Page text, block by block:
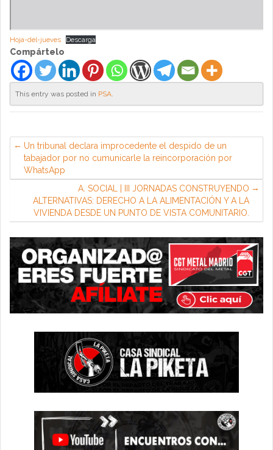
Hoja-del-jueves Descarga
Compártelo
This entry was posted in PSA.
Un tribunal declara improcedente el despido de un
tabajador por no cumunicarle la reincorporación por
WhatsApp
A. SOCIAL | III JORNADAS CONSTRUYENDO
ALTERNATIVAS: DERECHO A LA ALIMENTACIÓN Y A LA
VIVIENDA DESDE UN PUNTO DE VISTA COMUNITARIO.